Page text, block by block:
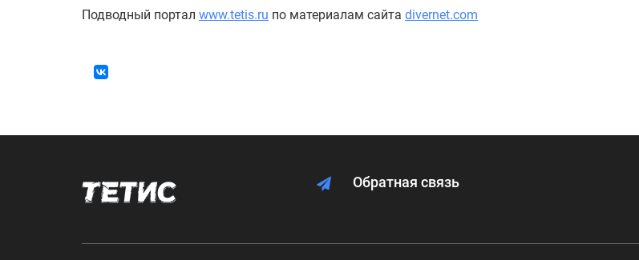
Подводный портал www.tetis.ru по материалам сайта divernet.com
Обратная связь